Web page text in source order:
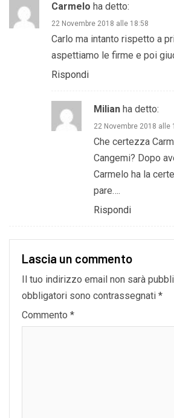
Carmelo ha detto:
22 Novembre 2018 alle 18:58
Carlo ma intanto rispetto a
aspettiamo le firme e poi
Rispondi
Milian ha detto:
22 Novembre 2018 alle
Che certezza
Cangemi? Dopo
Carmelo ha la
pare….
Rispondi
Lascia un commento
Il tuo indirizzo email non sarà
obbligatori sono contrassegnati *
Commento *